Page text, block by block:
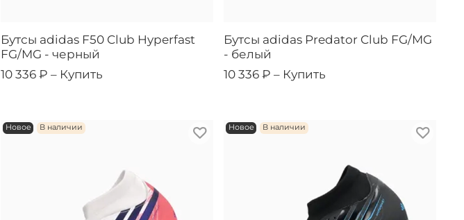
Бутсы adidas F50 Club Hyperfast
FG/MG - черный
10 336 ₽ – Купить
Бутсы adidas Predator Club FG/MG
- белый
10 336 ₽ – Купить
Новое В наличии Новое В наличии